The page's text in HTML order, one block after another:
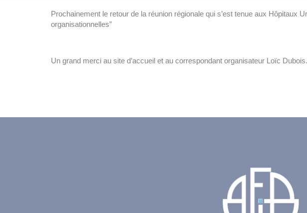
Prochainement le retour de la réunion régionale qui s’est tenue aux Hôpitaux
organisationnelles”
Un grand merci au site d’accueil et au correspondant organisateur Loïc Dubois.